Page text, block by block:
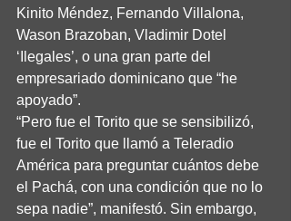
Kinito Méndez, Fernando Villalona,
Wason Brazoban, Vladimir Dotel
‘Ilegales’, o una gran parte del
empresariado dominicano que “he
apoyado”.
“Pero fue el Torito que se sensibilizó,
fue el Torito que llamó a Teleradio
América para preguntar cuántos debe
el Pachá, con una condición que no lo
sepa nadie”, manifestó. Sin embargo,